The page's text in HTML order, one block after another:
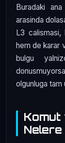
Buradaki
arasinda
L3 calismasi,
hem de karar
bulgu
olgunluga tam
Nelere